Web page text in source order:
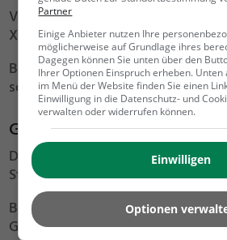
Vom Fürstenberg aus hast du
Xanten und die Umgebung.
Besonders bei Sonnenuntergang
schöne Stimmung.
Gommansche Mühle
Die Geschichte der Gomman-
Stadt Xanten verbunden.
Benannt wurde sie nach ihren
Gomman.
Partner
Einige Anbieter nutzen Ihre
möglicherweise auf Grundlage ihres
Dagegen können Sie unten über den
Ihrer Optionen Einspruch erheben.
im Menü der Website finden Sie einen
Einwilligung in die Datenschutz- und
verwalten oder widerrufen können.
Einwilligen
Optionen